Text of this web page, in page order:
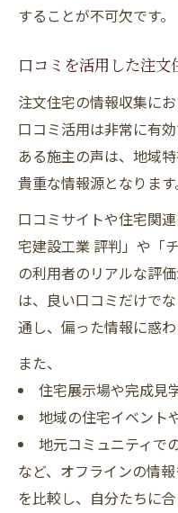
することが不可欠です。
口コミを活用した注文
注文住宅の情報収集に
口コミ活用は非常に有
ある施主の声は、地域
貴重な情報源となります
口コミサイトや住宅関
宅建設工業 評判」や「
の利用者のリアルな評
は、良い口コミだけで
通し、偏った情報に惑わ
また、
住宅展示場や完成見
地域の住宅イベント
地元コミュニティで
など、オフラインの情
を比較し、自分たちに